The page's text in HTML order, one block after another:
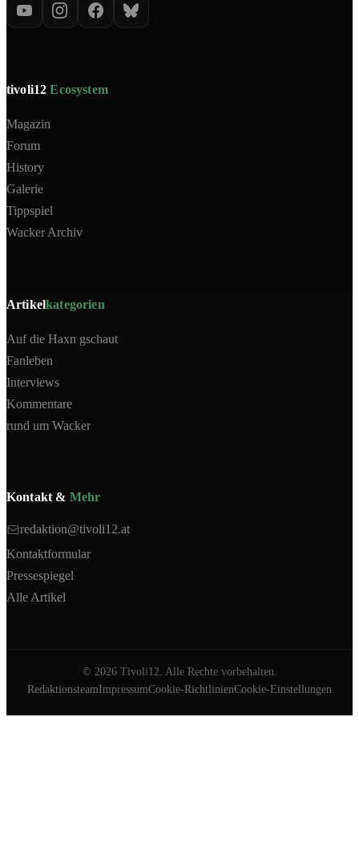
tivoli12Ecosystem
Magazin
Forum
History
Galerie
Tippspiel
Wacker Archiv
Artikelkategorien
Auf die Haxn gschaut
Fanleben
Interviews
Kommentare
rund um Wacker
Kontakt & Mehr
redaktion@tivoli12.at
Kontaktformular
Pressespiegel
Alle Artikel
© 2026Tivoli12. Alle Rechte vorbehalten.
RedaktionsteamImpressumCookie-RichtlinienCookie-Einstellungen